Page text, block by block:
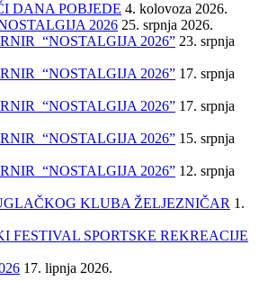
DANA POBJEDE 4. kolovoza 2026.
2026 25. srpnja 2026.
“NOSTALGIJA 2026” 23. srpnja
“NOSTALGIJA 2026” 17. srpnja
“NOSTALGIJA 2026” 17. srpnja
“NOSTALGIJA 2026” 15. srpnja
“NOSTALGIJA 2026” 12. srpnja
KLUBA ŽELJEZNIČAR 1.
FESTIVAL SPORTSKE REKREACIJE
17. lipnja 2026.